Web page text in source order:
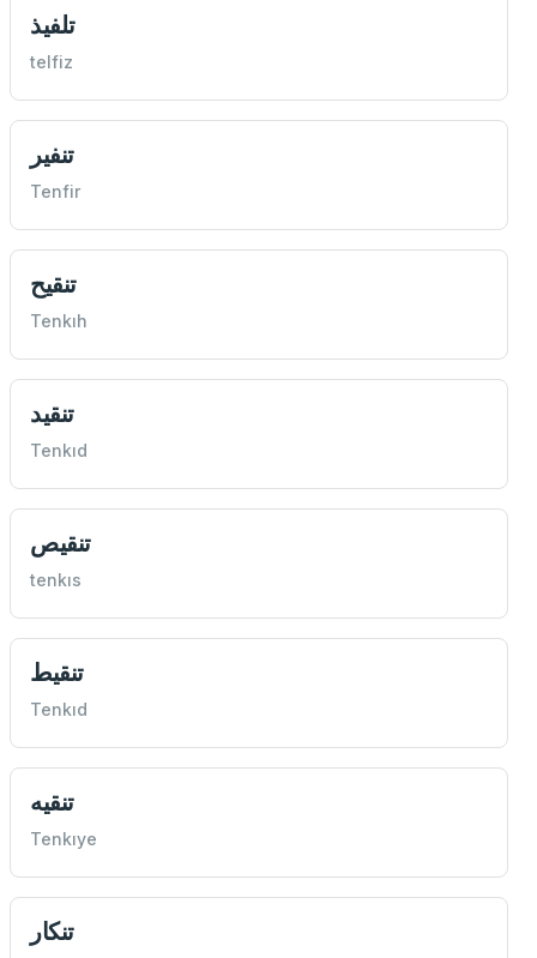
تلفيذ
telfiz
تنفير
Tenfir
تنقيح
Tenkıh
تنقيد
Tenkıd
تنقيص
tenkıs
تنقيط
Tenkıd
تنقيه
Tenkıye
تنكار